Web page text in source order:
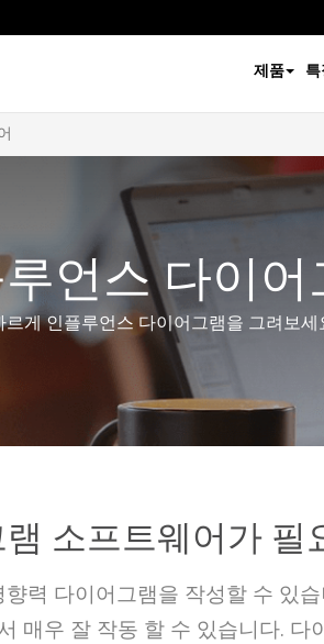
제품
언스 다이
게 인플루언스 다이어그램을 그려보
소프트웨어가 필
력 다이어그램을 작성할 수 있
매우 잘 작동 할 수 있습니다.